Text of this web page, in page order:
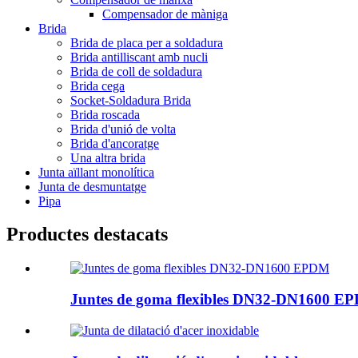
Compensador de màniga
Brida
Brida de placa per a soldadura
Brida antilliscant amb nucli
Brida de coll de soldadura
Brida cega
Socket-Soldadura Brida
Brida roscada
Brida d'unió de volta
Brida d'ancoratge
Una altra brida
Junta aïllant monolítica
Junta de desmuntatge
Pipa
Productes destacats
Juntes de goma flexibles DN32-DN1600